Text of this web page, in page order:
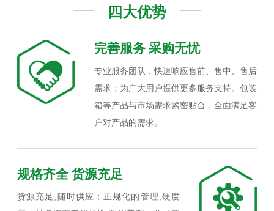
四大优势
完善服务 采购无忧
专业服务团队，快速响应售前、售中、售后
需求；为广大用户提供更多服务支持。包装
箱等产品与市场需求紧密贴合，全面满足客
户对产品的需求。
规格齐全 货源充足
货源充足,随时供应；正规化的管理,硬度